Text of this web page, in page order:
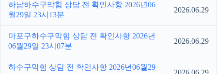
하남하수구막힘 상담 전 확인사항 2026년06
월29일 23시13분
2026.06.29
마포구하수구막힘 상담 전 확인사항 2026년
06월29일 23시07분
2026.06.29
하수구막힘 상담 전 확인사항 2026년06월29
2026.06.29